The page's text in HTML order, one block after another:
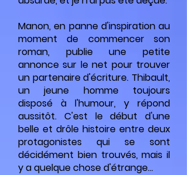
Manon, en panne d'inspiration au
moment de commencer son
roman, publie une petite
annonce sur le net pour trouver
un partenaire d'écriture. Thibault,
un jeune homme toujours
disposé à l'humour, y répond
aussitôt. C'est le début d'une
belle et drôle histoire entre deux
protagonistes qui se sont
décidément bien trouvés, mais il
y a quelque chose d'étrange...